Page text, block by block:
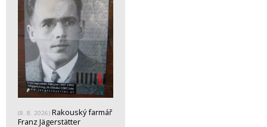
(8. 8. 2026) Rakouský farmář
Franz Jägerstätter